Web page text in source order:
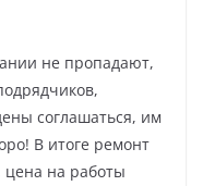
не пропадают,
соглашаться, им
В итоге ремонт
цена на работы